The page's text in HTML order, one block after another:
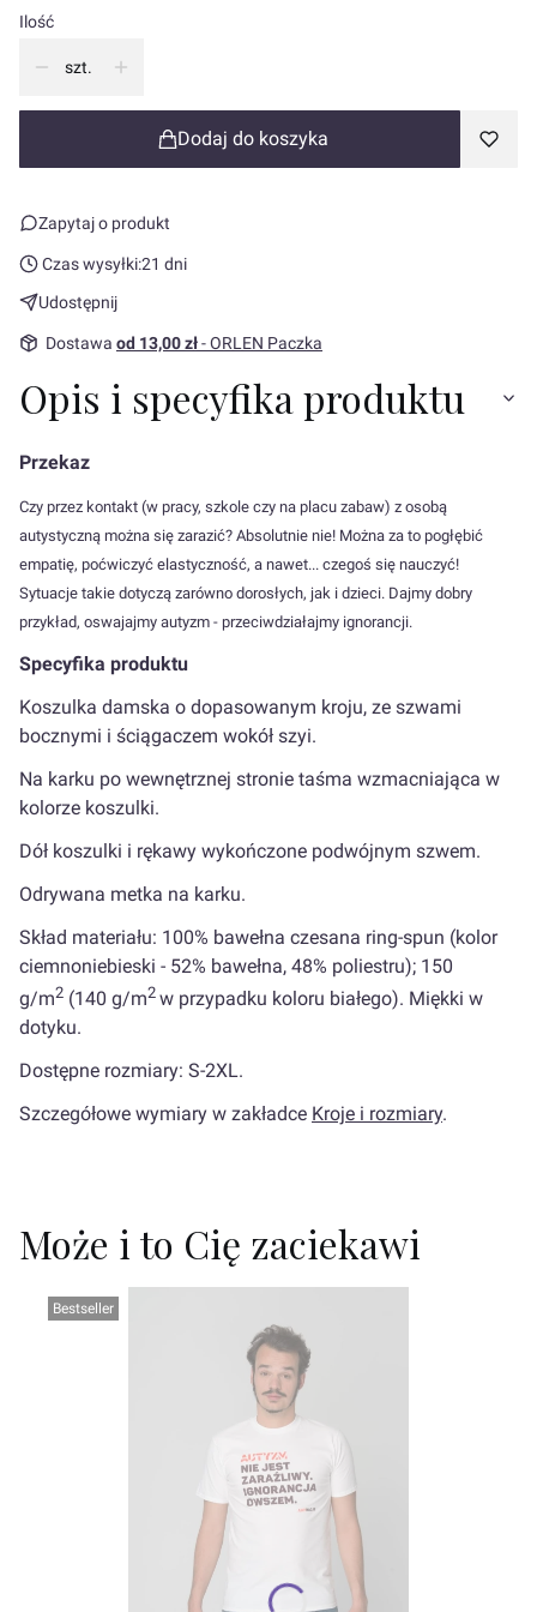
Ilość
szt.
Dodaj do koszyka
Zapytaj o produkt
Czas wysyłki:21 dni
Udostępnij
Dostawa od 13,00 zł- ORLEN Paczka
Opis i specyfika produktu
Przekaz
Czy przez kontakt (w pracy, szkole czy na placu zabaw) z osobą
autystyczną można się zarazić? Absolutnie nie! Można za to pogłębić
empatię, poćwiczyć elastyczność, a nawet... czegoś się nauczyć!
Sytuacje takie dotyczą zarówno dorosłych, jak i dzieci. Dajmy dobry
przykład, oswajajmy autyzm - przeciwdziałajmy ignorancji.
Specyfika produktu
Koszulka damska o dopasowanym kroju, ze szwami
bocznymi i ściągaczem wokół szyi.
Na karku po wewnętrznej stronie taśma wzmacniająca w
kolorze koszulki.
Dół koszulki i rękawy wykończone podwójnym szwem.
Odrywana metka na karku.
Skład materiału: 100% bawełna czesana ring-spun (kolor
ciemnoniebieski - 52% bawełna, 48% poliestru); 150
g/m2 (140 g/m2 w przypadku koloru białego). Miękki w
dotyku.
Dostępne rozmiary: S-2XL.
Szczegółowe wymiary w zakładce Kroje i rozmiary.
Może i to Cię zaciekawi
Bestseller